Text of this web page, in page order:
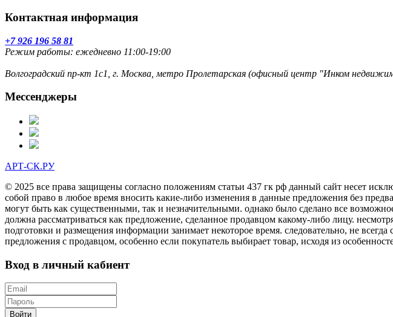
Контактная информация
+7 926 196 58 81
Режим работы: ежедневно 11:00-19:00
Волгоградский пр-кт 1с1, г. Москва, метро Пролетарская (офисный центр "Инком
Мессенджеры
АРТ-СК.РУ
© 2025 все права защищены согласно положениям статьи 437 гк рф данный сайт несет
собой право в любое время вносить какие-либо изменения в данные предложения без
могут быть как существенными, так и незначительными. однако было сделано все
должна рассматриваться как предложение, сделанное продавцом какому-либо лицу.
подготовки и размещения информации занимает некоторое время. следовательно, не
предложения с продавцом, особенно если покупатель выбирает товар, исходя из
Вход в личный кабиент
Войти